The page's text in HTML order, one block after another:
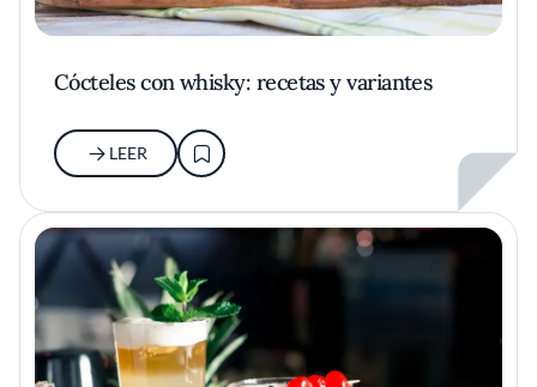
Cócteles con whisky: recetas y variantes
LEER